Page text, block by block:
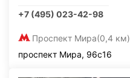
+7 (495) 023-42-98
Проспект Мира(0,4 км)
проспект Мира, 96с16